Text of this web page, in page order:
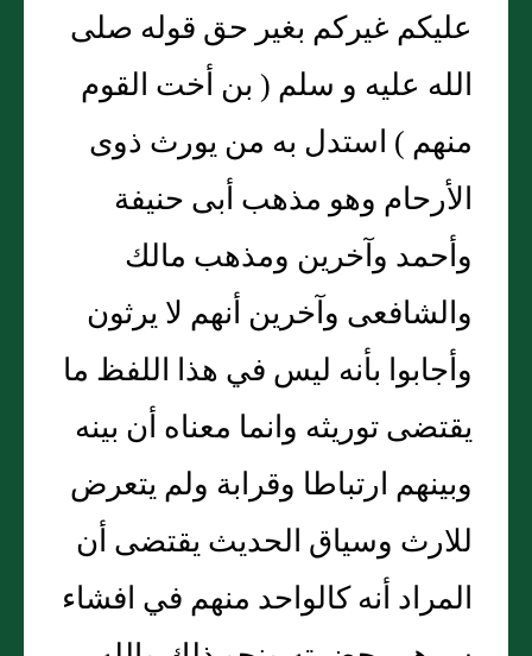
عليكم غيركم بغير حق قوله صلى
الله عليه و سلم ( بن أخت القوم
منهم ) استدل به من يورث ذوى
الأرحام وهو مذهب أبى حنيفة
وأحمد وآخرين ومذهب مالك
والشافعى وآخرين أنهم لا يرثون
وأجابوا بأنه ليس في هذا اللفظ ما
يقتضى توريثه وانما معناه أن بينه
وبينهم ارتباطا وقرابة ولم يتعرض
للارث وسياق الحديث يقتضى أن
المراد أنه كالواحد منهم في افشاء